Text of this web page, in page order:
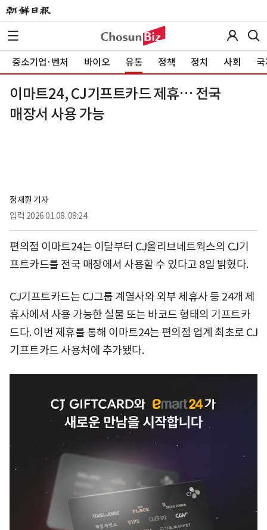
중소기업·벤처 바이오 유통 정책 정치 사회
이마트24, CJ기프트카드 제휴… 전국
매장서 사용 가능
정재훤 기자
입력 2026.01.08. 08:24
편의점 이마트24는 이달부터 CJ올리브네트웍스의 CJ기
프트카드를 전국 매장에서 사용할 수 있다고 8일 밝혔다.
CJ기프트카드는 CJ그룹 계열사와 외부 제휴사 등 24개 제
휴사에서 사용 가능한 실물 또는 바코드 형태의 기프트카
드다. 이번 제휴를 통해 이마트24는 편의점 업계 최초로 CJ
기프트카드 사용처에 추가됐다.